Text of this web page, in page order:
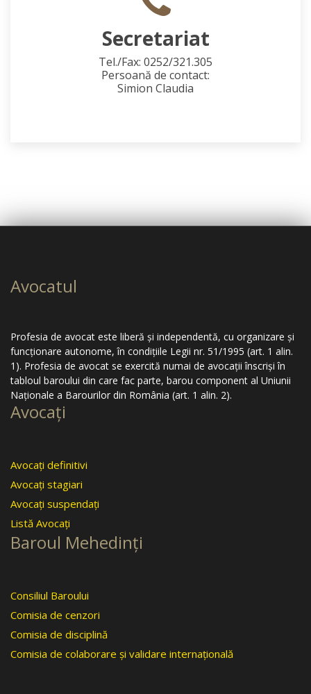
Secretariat
Tel./Fax: 0252/321.305
Persoană de contact:
Simion Claudia
Avocatul
Profesia de avocat este liberă şi independentă, cu organizare şi
funcţionare autonome, în condiţiile Legii nr. 51/1995 (art. 1 alin.
1). Profesia de avocat se exercită numai de avocaţii înscrişi în
tabloul baroului din care fac parte, barou component al Uniunii
Naţionale a Barourilor din România (art. 1 alin. 2).
Avocaţi
Avocaţi definitivi
Avocaţi stagiari
Avocaţi suspendaţi
Listă Avocaţi
Baroul Mehedinţi
Consiliul Baroului
Comisia de cenzori
Comisia de disciplină
Comisia de colaborare şi validare internaţională